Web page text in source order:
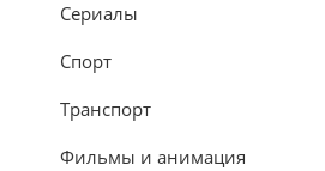
Сериалы
Спорт
Транспорт
Фильмы и анимация